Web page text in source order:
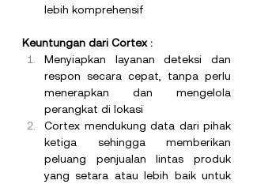
lebih komprehensif
Keuntungan dari Cortex :
Menyiapkan layanan deteksi dan
respon secara cepat, tanpa perlu
menerapkan dan mengelola
perangkat di lokasi
Cortex mendukung data dari pihak
ketiga sehingga memberikan
peluang penjualan lintas produk
yang setara atau lebih baik untuk